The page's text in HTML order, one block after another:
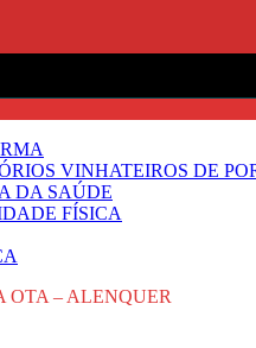
VINHATEIROS DE
DA SAÚDE
FÍSICA
– ALENQUER